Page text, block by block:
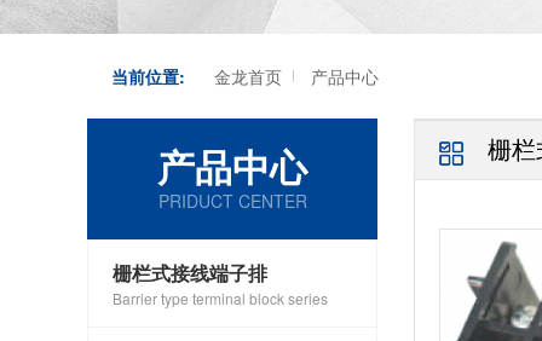
当前位置: 金龙首页 产品中心
产品中心
PRIDUCT CENTER
栅栏式接线端子排
Barrier type terminal block series
栅